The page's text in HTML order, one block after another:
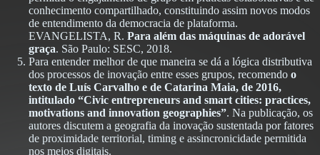
conhecimento compartilhado, constituindo assim novos modos
de entendimento da democracia de plataforma.
EVANGELISTA, R. Para além das máquinas de adorável
graça. São Paulo: SESC, 2018.
Para entender melhor de que maneira se dá a lógica distributiva
dos processos de inovação entre esses grupos, recomendo o
texto de Luís Carvalho e de Catarina Maia, de 2016,
intitulado “Civic entrepreneurs and smart cities: practices,
motivations and innovation geographies”. Na publicação, os
autores discutem a geografia da inovação sustentada por fatores
de proximidade territorial, timing e assincronicidade permitida
nos meios digitais.